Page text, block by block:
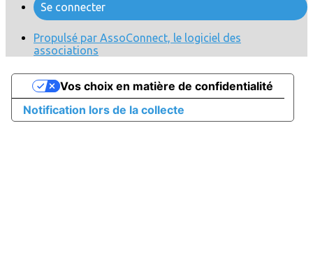
Se connecter
Propulsé par AssoConnect, le logiciel des
associations
Notification lors de la collecte
Vos choix en matière de confidentialité